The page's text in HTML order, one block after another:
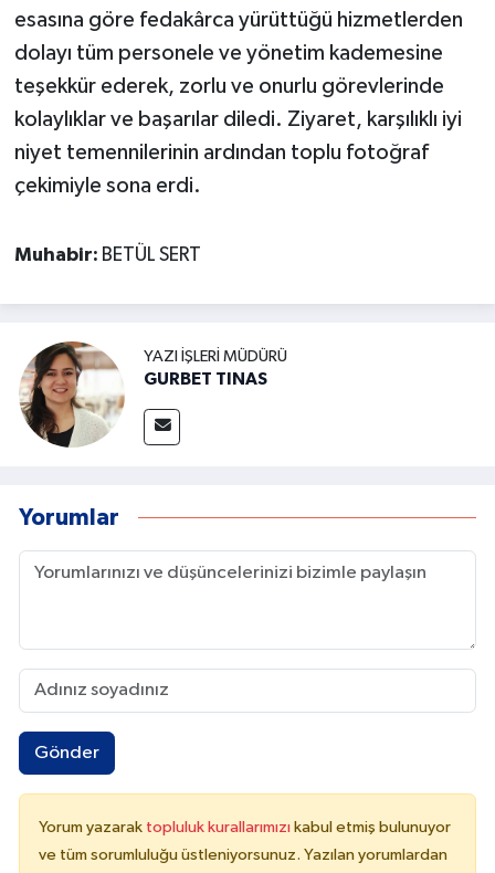
esasına göre fedakârca yürüttüğü hizmetlerden
dolayı tüm personele ve yönetim kademesine
teşekkür ederek, zorlu ve onurlu görevlerinde
kolaylıklar ve başarılar diledi. Ziyaret, karşılıklı iyi
niyet temennilerinin ardından toplu fotoğraf
çekimiyle sona erdi.
Muhabir: BETÜL SERT
YAZI İŞLERI MÜDÜRÜ
GURBET TINAS
Yorumlar
Gönder
Yorum yazarak topluluk kurallarımızı kabul etmiş bulunuyor
ve tüm sorumluluğu üstleniyorsunuz. Yazılan yorumlardan